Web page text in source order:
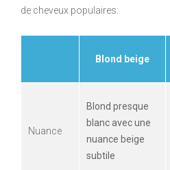
de cheveux populaires:
Blond beige
Nuance
Blond presque
blanc avec une
nuance beige
subtile